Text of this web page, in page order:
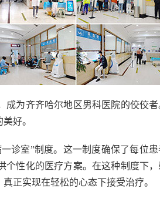
为齐齐哈尔地区男科医院的佼佼者
好。
室”制度。这一制度确保了每位患
性化的医疗方案。在这种制度下
正实现在轻松的心态下接受治疗。